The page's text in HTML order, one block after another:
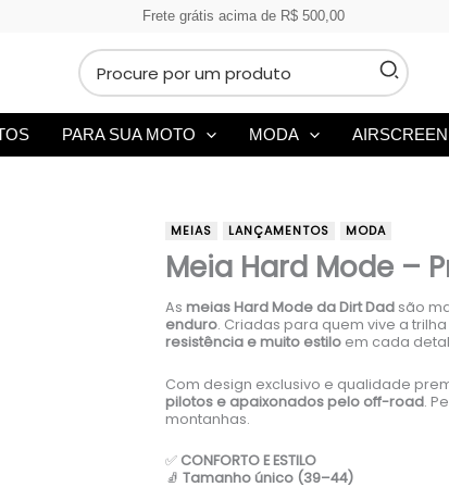
Frete grátis acima de R$ 500,00
Procurar:
PARA SUA MOTO MODA AIRSCREEN
MEIAS LANÇAMENTOS MODA
Meia Hard Mode –
As meias Hard Mode da Dirt Dad são
enduro. Criadas para quem vive a
resistência e muito estilo em cada
Com design exclusivo e qualidade
pilotos e apaixonados pelo off-road.
montanhas.
✅ CONFORTO E ESTILO
🧦 Tamanho único (39–44)